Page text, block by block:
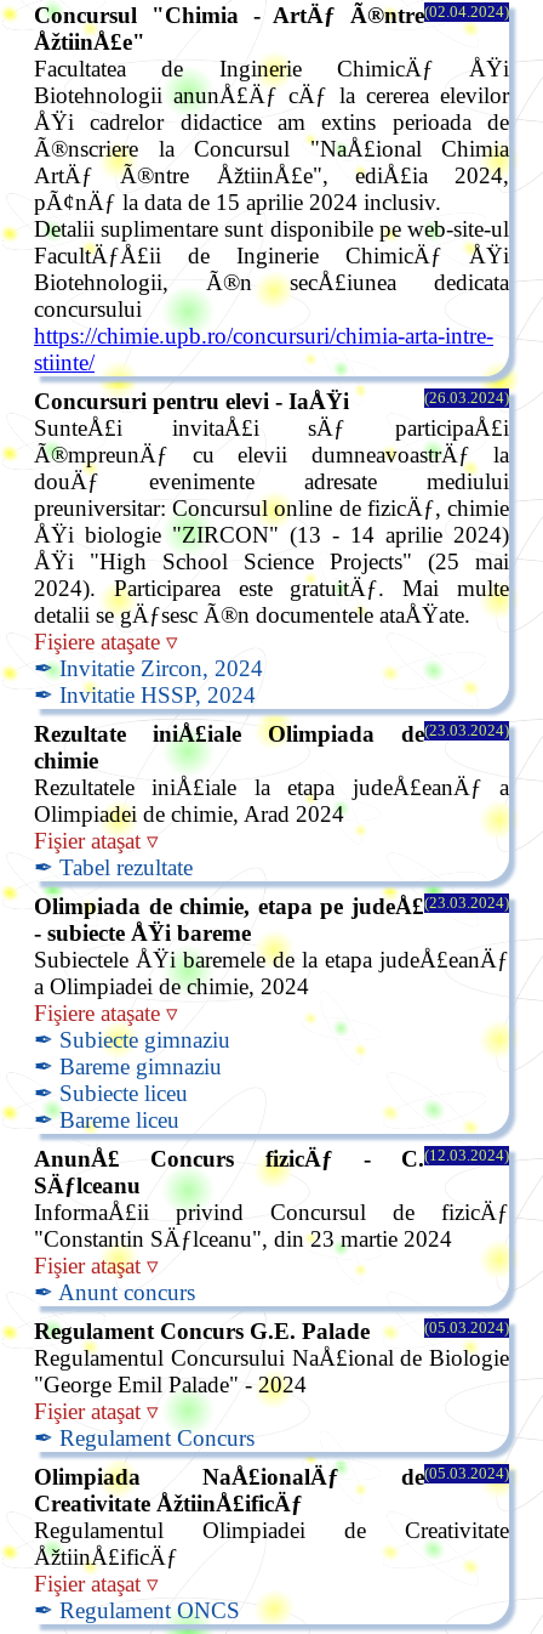
(02.04.2024)
Concursul "Chimia - ArtÄƒ Ã®ntre
ÅžtiinÅ£e"
Facultatea de Inginerie ChimicÄƒ ÅŸi
Biotehnologii anunÅ£Äƒ cÄƒ la cererea elevilor
ÅŸi cadrelor didactice am extins perioada de
Ã®nscriere la Concursul "NaÅ£ional Chimia
ArtÄƒ Ã®ntre ÅžtiinÅ£e", ediÅ£ia 2024,
pÃ¢nÄƒ la data de 15 aprilie 2024 inclusiv.
Detalii suplimentare sunt disponibile pe web-site-ul
FacultÄƒÅ£ii de Inginerie ChimicÄƒ ÅŸi
Biotehnologii, Ã®n secÅ£iunea dedicata
concursului
https://chimie.upb.ro/concursuri/chimia-arta-intre-
stiinte/
(26.03.2024)
Concursuri pentru elevi - IaÅŸi
SunteÅ£i invitaÅ£i sÄƒ participaÅ£i
Ã®mpreunÄƒ cu elevii dumneavoastrÄƒ la
douÄƒ evenimente adresate mediului
preuniversitar: Concursul online de fizicÄƒ, chimie
ÅŸi biologie "ZIRCON" (13 - 14 aprilie 2024)
ÅŸi "High School Science Projects" (25 mai
2024). Participarea este gratuitÄƒ. Mai multe
detalii se gÄƒsesc Ã®n documentele ataÅŸate.
Fişiere ataşate ▿
✒ Invitatie Zircon, 2024
✒ Invitatie HSSP, 2024
(23.03.2024)
Rezultate iniÅ£iale Olimpiada de
chimie
Rezultatele iniÅ£iale la etapa judeÅ£eanÄƒ a
Olimpiadei de chimie, Arad 2024
Fişier ataşat ▿
✒ Tabel rezultate
(23.03.2024)
Olimpiada de chimie, etapa pe judeÅ£
- subiecte ÅŸi bareme
Subiectele ÅŸi baremele de la etapa judeÅ£eanÄƒ
a Olimpiadei de chimie, 2024
Fişiere ataşate ▿
✒ Subiecte gimnaziu
✒ Bareme gimnaziu
✒ Subiecte liceu
✒ Bareme liceu
(12.03.2024)
AnunÅ£ Concurs fizicÄƒ - C.
SÄƒlceanu
InformaÅ£ii privind Concursul de fizicÄƒ
"Constantin SÄƒlceanu", din 23 martie 2024
Fişier ataşat ▿
✒ Anunt concurs
(05.03.2024)
Regulament Concurs G.E. Palade
Regulamentul Concursului NaÅ£ional de Biologie
"George Emil Palade" - 2024
Fişier ataşat ▿
✒ Regulament Concurs
(05.03.2024)
Olimpiada NaÅ£ionalÄƒ de
Creativitate ÅžtiinÅ£ificÄƒ
Regulamentul Olimpiadei de Creativitate
ÅžtiinÅ£ificÄƒ
Fişier ataşat ▿
✒ Regulament ONCS